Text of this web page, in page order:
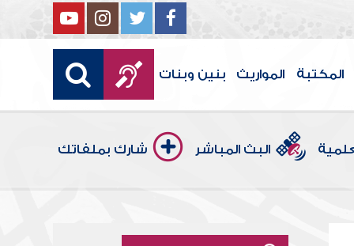
المكتبة المواريث بنين وبنات
البث المباشر شارك بملفاتك